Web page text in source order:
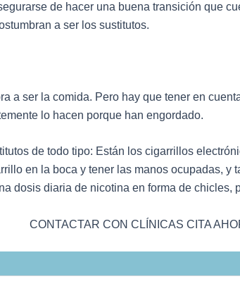
de hacer una buena transición que
a ser los sustitutos.
a ser la comida. Pero hay que tener en
lo hacen porque han engordado.
de todo tipo: Están los cigarrillos
en la boca y tener las manos ocupadas, y
dosis diaria de nicotina en forma de chicles,
CONTACTAR CON CLÍNICAS CITA